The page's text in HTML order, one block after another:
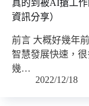
真的到被AI搶工
資訊分享）
前言 大概好幾年
智慧發展快速，
幾…
2022/12/18